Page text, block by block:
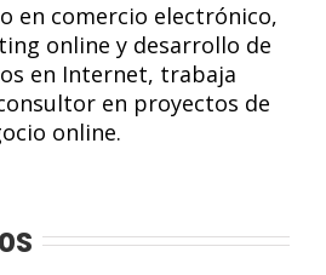
en comercio electrónico,
online y desarrollo de
en Internet, trabaja
en proyectos de
online.